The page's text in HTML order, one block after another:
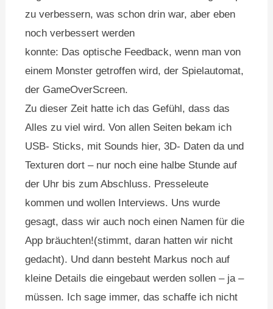
zu verbessern, was schon drin war, aber eben
noch verbessert werden
konnte: Das optische Feedback, wenn man von
einem Monster getroffen wird, der Spielautomat,
der GameOverScreen.
Zu dieser Zeit hatte ich das Gefühl, dass das
Alles zu viel wird. Von allen Seiten bekam ich
USB- Sticks, mit Sounds hier, 3D- Daten da und
Texturen dort – nur noch eine halbe Stunde auf
der Uhr bis zum Abschluss. Presseleute
kommen und wollen Interviews. Uns wurde
gesagt, dass wir auch noch einen Namen für die
App bräuchten!(stimmt, daran hatten wir nicht
gedacht). Und dann besteht Markus noch auf
kleine Details die eingebaut werden sollen – ja –
müssen. Ich sage immer, das schaffe ich nicht